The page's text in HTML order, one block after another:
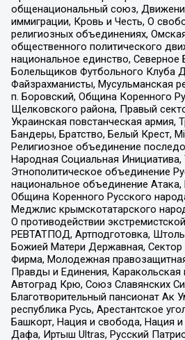
общенациональный союз,
иммиграции, Кровь и Честь, О
религиозных объединениях,
общественного политического
национальное единство, Северное
Болельщиков Футбольного Клуба
Файзрахманисты, Мусульманская
п. Боровский, Община Коренного
Щелковского района, Правый
Украинская повстанческая армия,
Бандеры, Братство, Белый Крест,
Религиозное объединение
Народная Социальная Инициатива,
Этнополитическое объединение
национальное объединение
Община Коренного Русского
Меджлис крымскотатарского
О противодействии
РЕВТАТПОД, Артподготовка,
Божией Матери Державная, Сектор
Фирма, Молодежная
Правды и Единения, Каракольская
Автоград Крю, Союз Славянских
Благотворительный пансионат Ак
республика Русь, Арестантское
Башкорт, Нация и свобода, Нация и
Дафа, Иртыш Ultras, Русский